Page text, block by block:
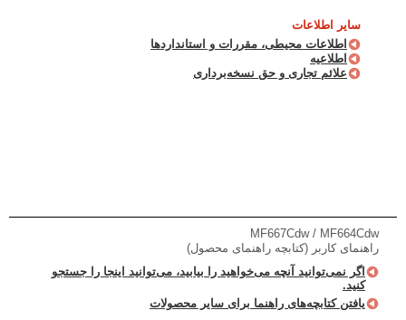
سایر اطلاعات
اطلاعات محیطی، مقررات و استانداردها
اطلاعیه
علائم تجاری و حق نسخه‌برداری
MF667Cdw / MF664Cdw
راهنمای کاربر (کتابچه راهنمای محصول)
اگر نمی‌توانید آنچه می‌خواهید را بیابید، می‌توانید اینجا را جستجو
کنید.
یافتن کتابچه‌های راهنما برای سایر محصولات